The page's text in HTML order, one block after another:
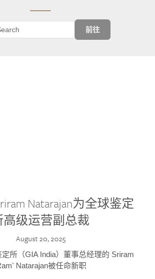
前往
Natarajan为全球鉴定
高级运营副总裁
August 20, 2025
定所（GIA India）董事总经理的 Sriram
Natarajan被任命新职